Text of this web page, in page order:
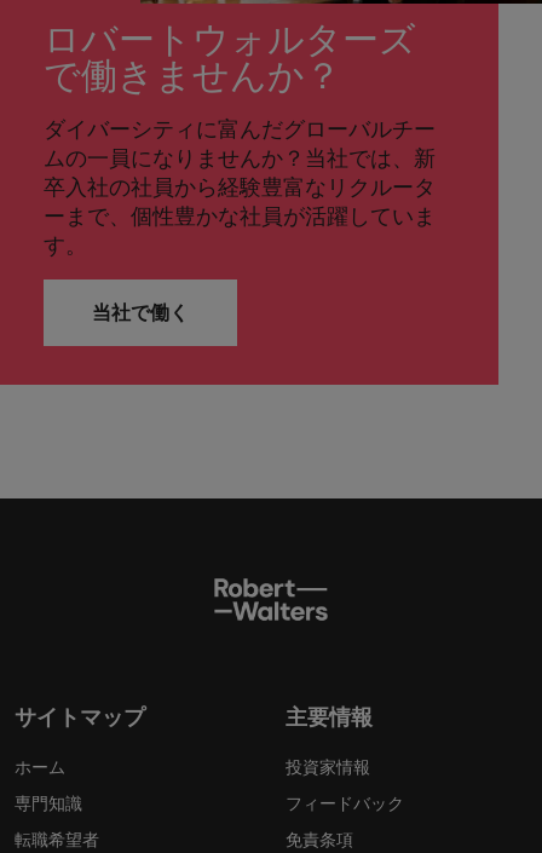
ロバートウォルターズ
で働きませんか？
ダイバーシティに富んだグローバルチー
ムの一員になりませんか？当社では、新
卒入社の社員から経験豊富なリクルータ
ーまで、個性豊かな社員が活躍していま
す。
当社で働く
サイトマップ
ホーム
専門知識
転職希望者
主要情報
投資家情報
フィードバック
免責条項